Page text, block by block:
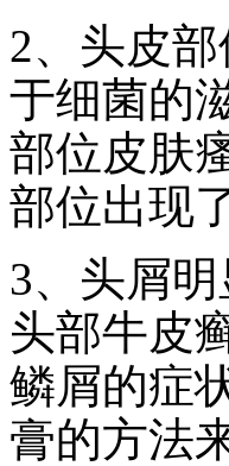
2、头皮
于细菌的
部位皮肤
部位出现
3、头屑
头部牛皮
鳞屑的症
膏的方法